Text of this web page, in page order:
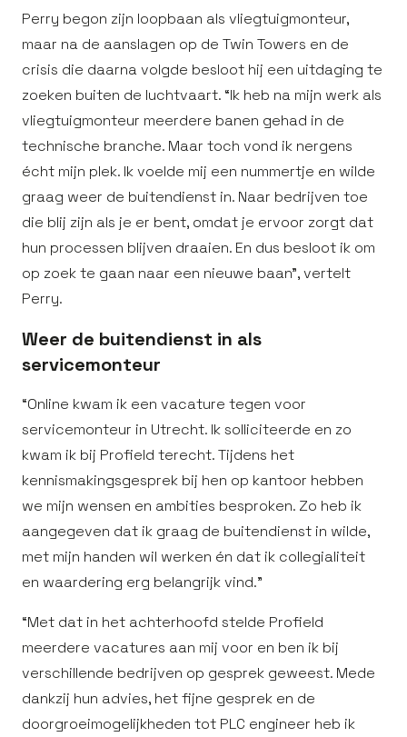
Perry begon zijn loopbaan als vliegtuigmonteur,
maar na de aanslagen op de Twin Towers en de
crisis die daarna volgde besloot hij een uitdaging te
zoeken buiten de luchtvaart. “Ik heb na mijn werk als
vliegtuigmonteur meerdere banen gehad in de
technische branche. Maar toch vond ik nergens
écht mijn plek. Ik voelde mij een nummertje en wilde
graag weer de buitendienst in. Naar bedrijven toe
die blij zijn als je er bent, omdat je ervoor zorgt dat
hun processen blijven draaien. En dus besloot ik om
op zoek te gaan naar een nieuwe baan”, vertelt
Perry.
Weer de buitendienst in als
servicemonteur
“Online kwam ik een vacature tegen voor
servicemonteur in Utrecht. Ik solliciteerde en zo
kwam ik bij Profield terecht. Tijdens het
kennismakingsgesprek bij hen op kantoor hebben
we mijn wensen en ambities besproken. Zo heb ik
aangegeven dat ik graag de buitendienst in wilde,
met mijn handen wil werken én dat ik collegialiteit
en waardering erg belangrijk vind.”
“Met dat in het achterhoofd stelde Profield
meerdere vacatures aan mij voor en ben ik bij
verschillende bedrijven op gesprek geweest. Mede
dankzij hun advies, het fijne gesprek en de
doorgroeimogelijkheden tot PLC engineer heb ik